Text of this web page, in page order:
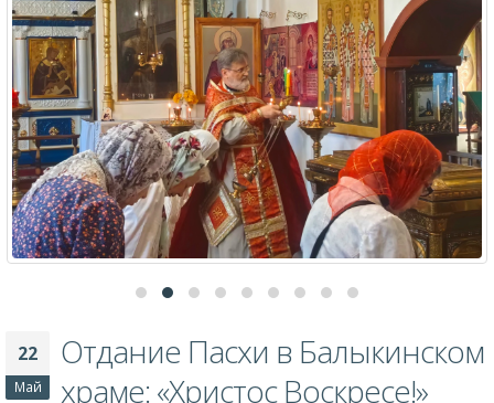
время, можно связаться с отцом Сергием по телефону 8(48266)5-27-
13, 5-57-48, для проведения индивидуальных собеседований
ByАдминистратор
Предстоящие события, объявления
0 Comments
Подробнее